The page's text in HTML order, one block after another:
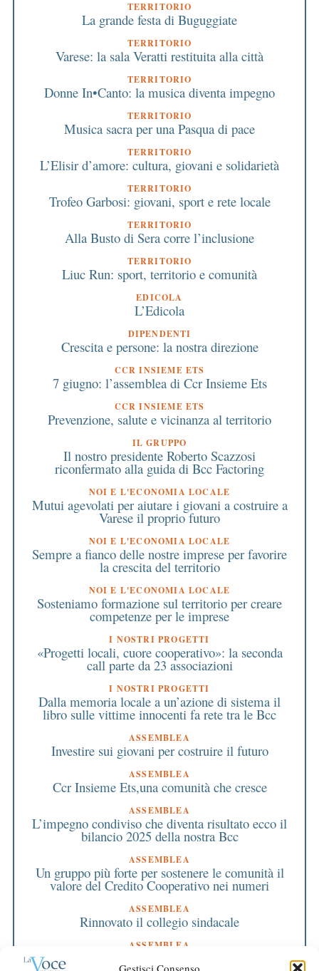
Gestisci Consenso
TERRITORIO
La grande festa di Buguggiate
TERRITORIO
Varese: la sala Veratti restituita alla città
TERRITORIO
Donne In•Canto: la musica diventa impegno
TERRITORIO
Musica sacra per una Pasqua di pace
TERRITORIO
L’Elisir d’amore: cultura, giovani e solidarietà
TERRITORIO
Trofeo Garbosi: giovani, sport e rete locale
TERRITORIO
Alla Busto di Sera corre l’inclusione
TERRITORIO
Liuc Run: sport, territorio e comunità
EDICOLA
L’Edicola
DIPENDENTI
Crescita e persone: la nostra direzione
CCR INSIEME ETS
7 giugno: l’assemblea di Ccr Insieme Ets
CCR INSIEME ETS
Prevenzione, salute e vicinanza al territorio
IL GRUPPO
Il nostro presidente Roberto Scazzosi
riconfermato alla guida di Bcc Factoring
NOI E L'ECONOMIA LOCALE
Mutui agevolati per aiutare i giovani a costruire a
Varese il proprio futuro
NOI E L'ECONOMIA LOCALE
Sempre a fianco delle nostre imprese per favorire
la crescita del territorio
NOI E L'ECONOMIA LOCALE
Sosteniamo formazione sul territorio per creare
competenze per le imprese
I NOSTRI PROGETTI
«Progetti locali, cuore cooperativo»: la seconda
call parte da 23 associazioni
I NOSTRI PROGETTI
Dalla memoria locale a un’azione di sistema il
libro sulle vittime innocenti fa rete tra le Bcc
ASSEMBLEA
Investire sui giovani per costruire il futuro
ASSEMBLEA
Ccr Insieme Ets,una comunità che cresce
ASSEMBLEA
L’impegno condiviso che diventa risultato ecco il
bilancio 2025 della nostra Bcc
ASSEMBLEA
Un gruppo più forte per sostenere le comunità il
valore del Credito Cooperativo nei numeri
ASSEMBLEA
Rinnovato il collegio sindacale
ASSEMBLEA
Bilancio approvato all’unanimità e 2 milioni